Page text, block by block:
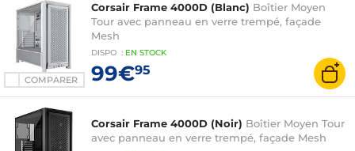
COMPARER
Corsair Frame 4000D (Blanc) Boîtier Moyen
Tour avec panneau en verre trempé, façade
Mesh
DISPO : EN STOCK
99€95
Corsair Frame 4000D (Noir) Boîtier Moyen Tour
avec panneau en verre trempé, façade Mesh